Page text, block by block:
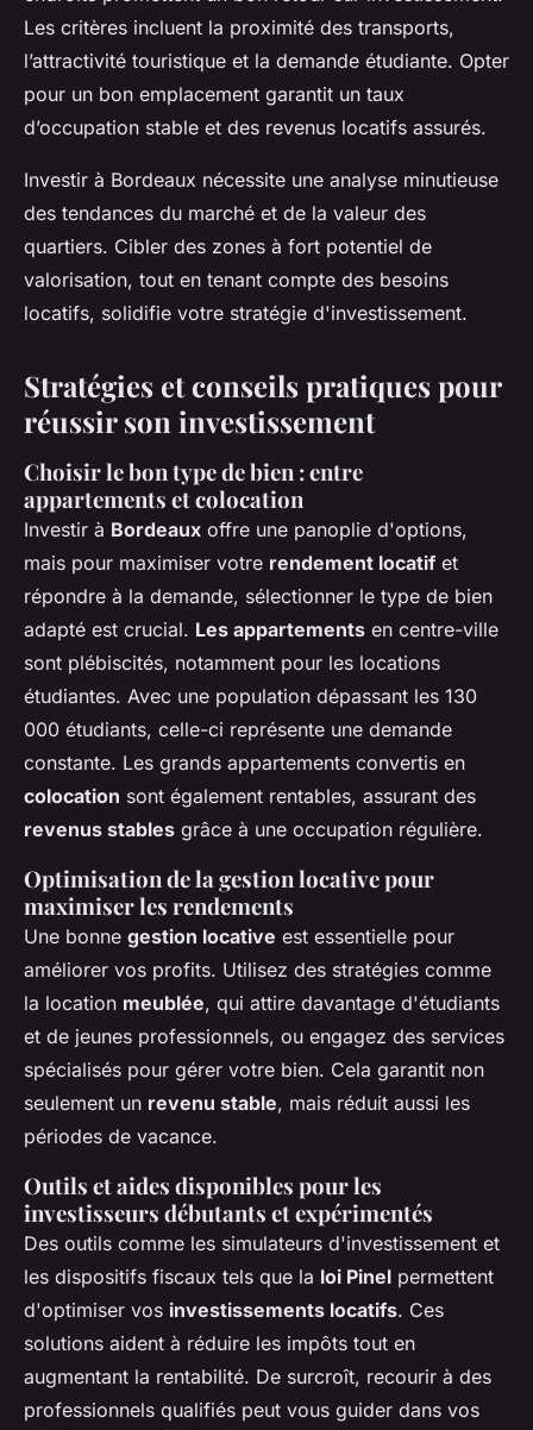
Les critères incluent la proximité des transports,
l’attractivité touristique et la demande étudiante. Opter
pour un bon emplacement garantit un taux
d’occupation stable et des revenus locatifs assurés.
Investir à Bordeaux nécessite une analyse minutieuse
des tendances du marché et de la valeur des
quartiers. Cibler des zones à fort potentiel de
valorisation, tout en tenant compte des besoins
locatifs, solidifie votre stratégie d'investissement.
Stratégies et conseils pratiques pour
réussir son investissement
Choisir le bon type de bien : entre
appartements et colocation
Investir à Bordeaux offre une panoplie d'options,
mais pour maximiser votre rendement locatif et
répondre à la demande, sélectionner le type de bien
adapté est crucial. Les appartements en centre-ville
sont plébiscités, notamment pour les locations
étudiantes. Avec une population dépassant les 130
000 étudiants, celle-ci représente une demande
constante. Les grands appartements convertis en
colocation sont également rentables, assurant des
revenus stables grâce à une occupation régulière.
Optimisation de la gestion locative pour
maximiser les rendements
Une bonne gestion locative est essentielle pour
améliorer vos profits. Utilisez des stratégies comme
la location meublée, qui attire davantage d'étudiants
et de jeunes professionnels, ou engagez des services
spécialisés pour gérer votre bien. Cela garantit non
seulement un revenu stable, mais réduit aussi les
périodes de vacance.
Outils et aides disponibles pour les
investisseurs débutants et expérimentés
Des outils comme les simulateurs d'investissement et
les dispositifs fiscaux tels que la loi Pinel permettent
d'optimiser vos investissements locatifs. Ces
solutions aident à réduire les impôts tout en
augmentant la rentabilité. De surcroît, recourir à des
professionnels qualifiés peut vous guider dans vos